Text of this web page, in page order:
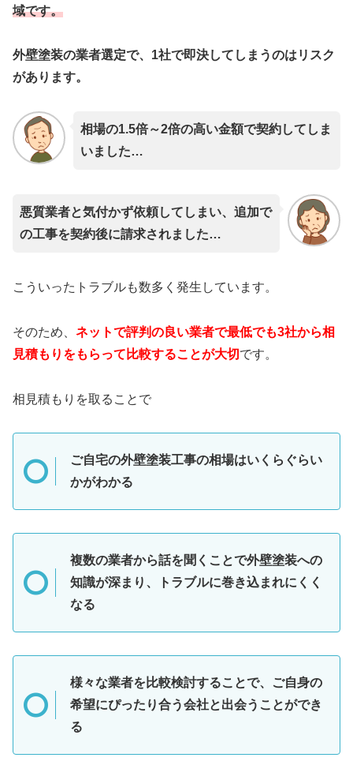
域です。
外壁塗装の業者選定で、1社で即決してしまうのはリスク
があります。
相場の1.5倍～2倍の高い金額で契約してしま
いました…
悪質業者と気付かず依頼してしまい、追加で
の工事を契約後に請求されました…
こういったトラブルも数多く発生しています。
そのため、 ネットで評判の良い業者で最低でも3社から相
見積もりをもらって比較することが大切です。
相見積もりを取ることで
ご自宅の外壁塗装工事の相場はいくらぐらい
かがわかる
複数の業者から話を聞くことで外壁塗装への
知識が深まり、トラブルに巻き込まれにくく
なる
様々な業者を比較検討することで、ご自身の
希望にぴったり合う会社と出会うことができ
る